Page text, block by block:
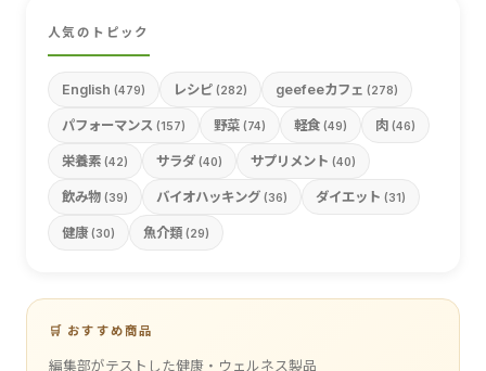
人気のトピック
English (479) レシピ (282) geefeeカフェ (278)
パフォーマンス (157) 野菜 (74) 軽食 (49) 肉 (46)
栄養素 (42) サラダ (40) サプリメント (40)
飲み物 (39) バイオハッキング (36) ダイエット (31)
健康 (30) 魚介類 (29)
🛒 おすすめ商品
編集部がテストした健康・ウェルネス製品